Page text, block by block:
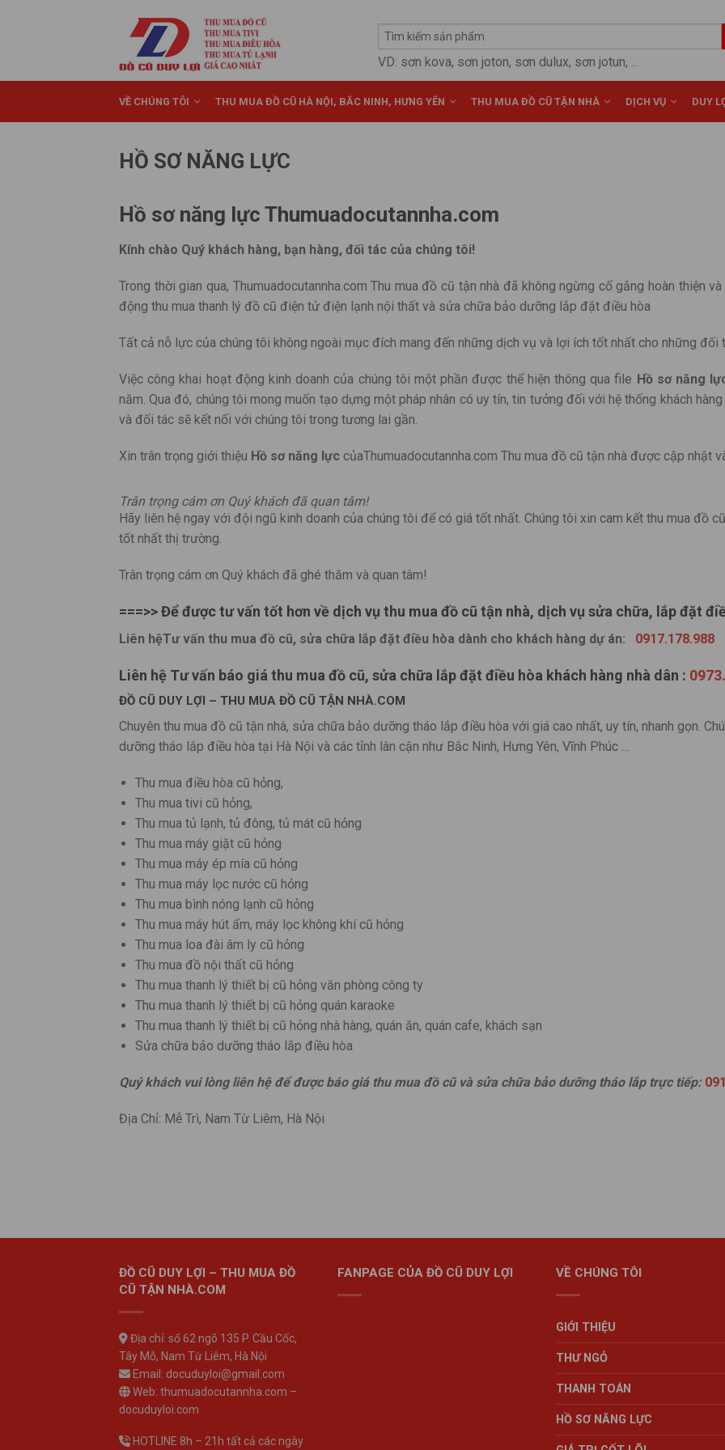
VD: sơn kova, sơn joton, sơn dulux, sơn jotun, ...
VỀ CHÚNG TÔI THU MUA ĐỒ CŨ HÀ NỘI, BẮC NINH, HƯNG YÊN THU MUA ĐỒ CŨ TẬN NHÀ DỊCH VỤ DUY
HỒ SƠ NĂNG LỰC
Hồ sơ năng lực Thumuadocutannha.com
Kính chào Quý khách hàng, bạn hàng, đối tác của chúng tôi!
Trong thời gian qua, Thumuadocutannha.com Thu mua đồ cũ tận nhà đã không ngừng cố gắng hoàn thiện
động thu mua thanh lý đồ cũ điện tử điện lạnh nội thất và sửa chữa bảo dưỡng lắp đặt điều hòa
Tất cả nỗ lực của chúng tôi không ngoài mục đích mang đến những dịch vụ và lợi ích tốt nhất cho những đối
Việc công khai hoạt động kinh doanh của chúng tôi một phần được thể hiện thông qua file Hồ sơ năng
năm. Qua đó, chúng tôi mong muốn tạo dựng một pháp nhân có uy tín, tin tưởng đối với hệ thống khách
và đối tác sẽ kết nối với chúng tôi trong tương lai gần.
Xin trân trọng giới thiệu Hồ sơ năng lực củaThumuadocutannha.com Thu mua đồ cũ tận nhà được cập nhật
Trân trọng cám ơn Quý khách đã quan tâm!
Hãy liên hệ ngay với đội ngũ kinh doanh của chúng tôi để có giá tốt nhất. Chúng tôi xin cam kết thu mua đồ
tốt nhất thị trường.
Trân trọng cám ơn Quý khách đã ghé thăm và quan tâm!
===>> Để được tư vấn tốt hơn về dịch vụ thu mua đồ cũ tận nhà, dịch vụ sửa chữa, lắp đặt
Liên hệTư vấn thu mua đồ cũ, sửa chữa lắp đặt điều hòa dành cho khách hàng dự án: 0917.178.988
Liên hệ Tư vấn báo giá thu mua đồ cũ, sửa chữa lắp đặt điều hòa khách hàng nhà dân :
ĐỒ CŨ DUY LỢI – THU MUA ĐỒ CŨ TẬN NHÀ.COM
Chuyên thu mua đồ cũ tận nhà, sửa chữa bảo dưỡng tháo lắp điều hòa với giá cao nhất, uy tín, nhanh gọn.
dưỡng tháo lắp điều hòa tại Hà Nội và các tỉnh lân cận như Bắc Ninh, Hưng Yên, Vĩnh Phúc …
Thu mua điều hòa cũ hỏng,
Thu mua tivi cũ hỏng,
Thu mua tủ lạnh, tủ đông, tủ mát cũ hỏng
Thu mua máy giặt cũ hỏng
Thu mua máy ép mía cũ hỏng
Thu mua máy lọc nước cũ hỏng
Thu mua bình nóng lạnh cũ hỏng
Thu mua máy hút ẩm, máy lọc không khí cũ hỏng
Thu mua loa đài âm ly cũ hỏng
Thu mua đồ nội thất cũ hỏng
Thu mua thanh lý thiết bị cũ hỏng văn phòng công ty
Thu mua thanh lý thiết bị cũ hỏng quán karaoke
Thu mua thanh lý thiết bị cũ hỏng nhà hàng, quán ăn, quán cafe, khách sạn
Sửa chữa bảo dưỡng tháo lắp điều hòa
Quý khách vui lòng liên hệ để được báo giá thu mua đồ cũ và sửa chữa bảo dưỡng tháo lắp trực tiếp:
Địa Chỉ: Mễ Trì, Nam Từ Liêm, Hà Nội
ĐỒ CŨ DUY LỢI – THU MUA ĐỒ
CŨ TẬN NHÀ.COM
Địa chỉ: số 62 ngõ 135 P. Cầu Cốc,
Tây Mỗ, Nam Từ Liêm, Hà Nội
Email: docuduyloi@gmail.com
Web: thumuadocutannha.com –
docuduyloi.com
HOTLINE 8h – 21h tất cả các ngày
FANPAGE CỦA ĐỒ CŨ DUY LỢI VỀ CHÚNG TÔI
GIỚI THIỆU
THƯ NGỎ
THANH TOÁN
HỒ SƠ NĂNG LỰC